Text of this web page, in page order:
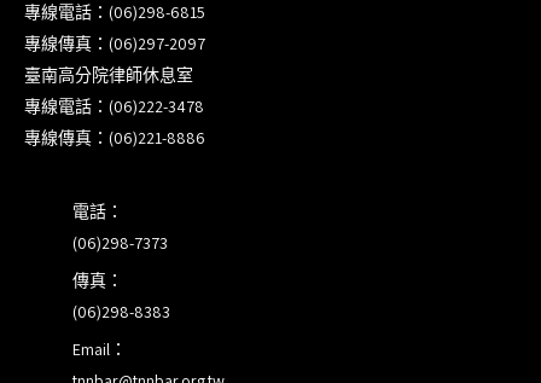
【重要公告】115年職場霸凌調查專業人才(律師)培
訓課程（雲嘉南場）錄取通知已發送
本會訂於115年8月15日(六)上午舉辦「使用AI如何幫
助整理資訊?談法律工作中的應用與風險」課程(8/7
專線電話：(06)298-6815
專線傳真：(06)297-2097
臺南高分院律師休息室
專線電話：(06)222-3478
專線傳真：(06)221-8886
電話：
(06)298-7373
傳真：
(06)298-8383
Email：